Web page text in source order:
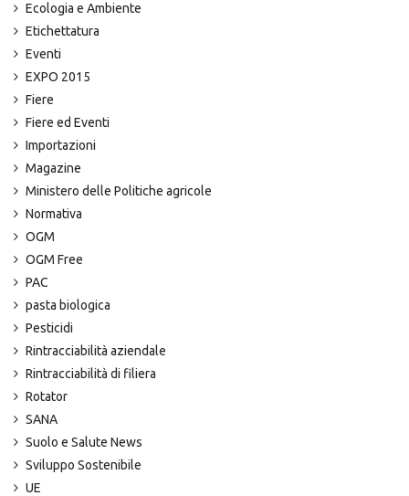
Ecologia e Ambiente
Etichettatura
Eventi
EXPO 2015
Fiere
Fiere ed Eventi
Importazioni
Magazine
Ministero delle Politiche agricole
Normativa
OGM
OGM Free
PAC
pasta biologica
Pesticidi
Rintracciabilità aziendale
Rintracciabilità di filiera
Rotator
SANA
Suolo e Salute News
Sviluppo Sostenibile
UE